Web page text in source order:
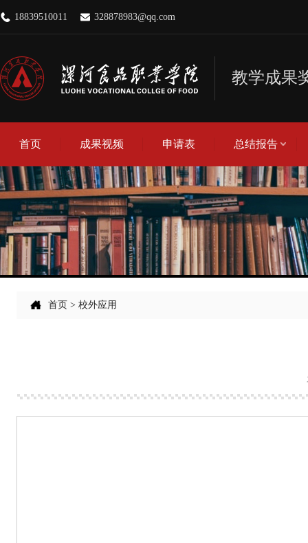
18839510011 328878983@qq.com
教学成果
首页 成果视频 申请表 总结报告
成果总结报告
查重报告
查新报告
首页 > 校外应用